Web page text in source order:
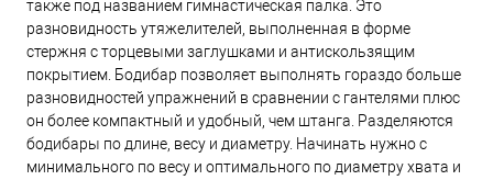
также под названием гимнастическая палка. Это
разновидность утяжелителей, выполненная в форме
стержня с торцевыми заглушками и антискользящим
покрытием. Бодибар позволяет выполнять гораздо больше
разновидностей упражнений в сравнении с гантелями плюс
он более компактный и удобный, чем штанга. Разделяются
бодибары по длине, весу и диаметру. Начинать нужно с
минимального по весу и оптимального по диаметру хвата и